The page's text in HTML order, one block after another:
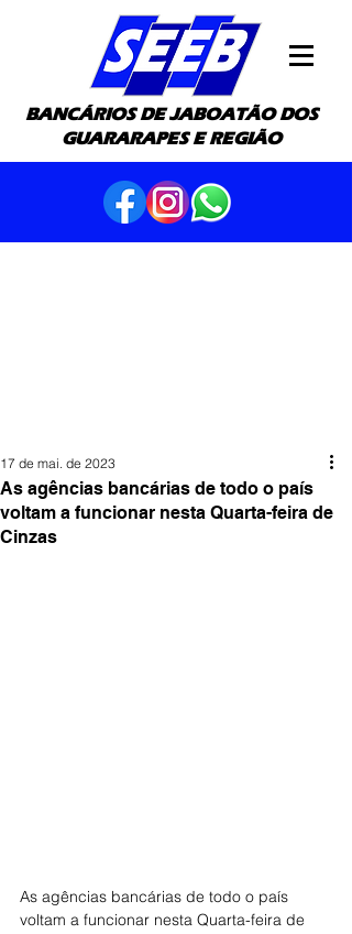
BANCÁRIOS DE JABOATÃO DOS
GUARARAPES E REGIÃO
As agências bancárias de todo o país
voltam a funcionar nesta Quarta-feira de
Cinzas
17 de mai. de 2023
As agências bancárias de todo o país
voltam a funcionar nesta Quarta-feira de